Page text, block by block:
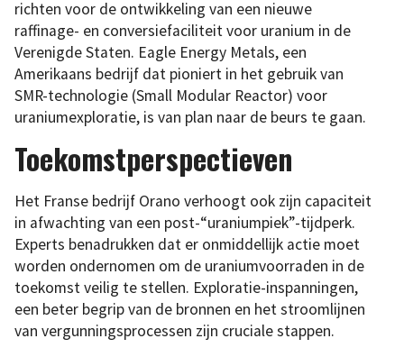
richten voor de ontwikkeling van een nieuwe
raffinage- en conversiefaciliteit voor uranium in de
Verenigde Staten. Eagle Energy Metals, een
Amerikaans bedrijf dat pioniert in het gebruik van
SMR-technologie (Small Modular Reactor) voor
uraniumexploratie, is van plan naar de beurs te gaan.
Toekomstperspectieven
Het Franse bedrijf Orano verhoogt ook zijn capaciteit
in afwachting van een post-“uraniumpiek”-tijdperk.
Experts benadrukken dat er onmiddellijk actie moet
worden ondernomen om de uraniumvoorraden in de
toekomst veilig te stellen. Exploratie-inspanningen,
een beter begrip van de bronnen en het stroomlijnen
van vergunningsprocessen zijn cruciale stappen.